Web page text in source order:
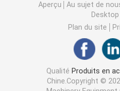
Rod en acier poli
Rod en acier lumineux
Aperçu Au sujet de
Plan du site
Qualité Produits en
Chine.Copyright ©